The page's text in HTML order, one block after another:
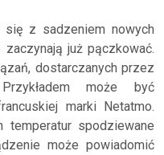
z sadzeniem nowych
już pączkować.
dostarczanych przez
może być
marki Netatmo.
temperatur spodziewane
może powiadomić